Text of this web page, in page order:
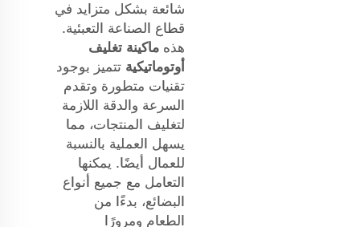
شائعة بشكل متزايد في
قطاع الصناعة التعبئية.
هذه ماكينة تغليف
أوتوماتيكية تتميز بوجود
تقنيات متطورة وتقدم
السرعة والدقة اللازمة
لتغليف المنتجات، مما
يسهل العملية بالنسبة
للعمال أيضًا. يمكنها
التعامل مع جميع أنواع
البضائع، بدءًا من
الطعام ومرورًا